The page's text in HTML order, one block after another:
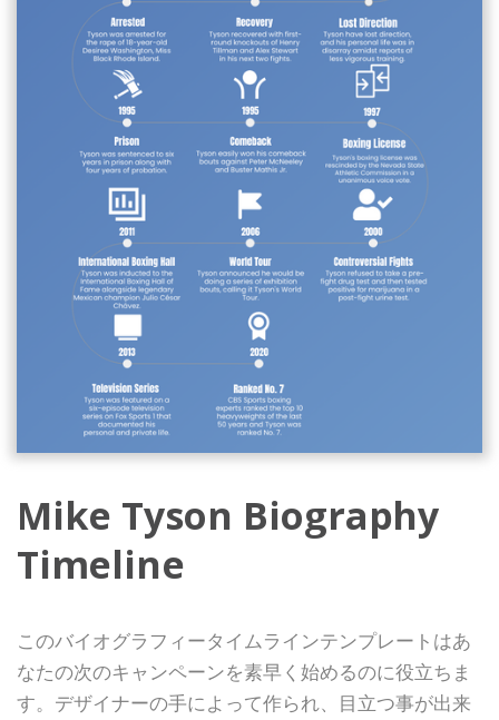
Mike Tyson Biography
Timeline
このバイオグラフィータイムラインテンプレートはあ
なたの次のキャンペーンを素早く始めるのに役立ちま
す。デザイナーの手によって作られ、目立つ事が出来